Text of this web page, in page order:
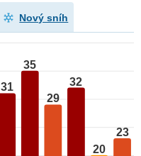
Nový sníh
31
35
29
32
20
23